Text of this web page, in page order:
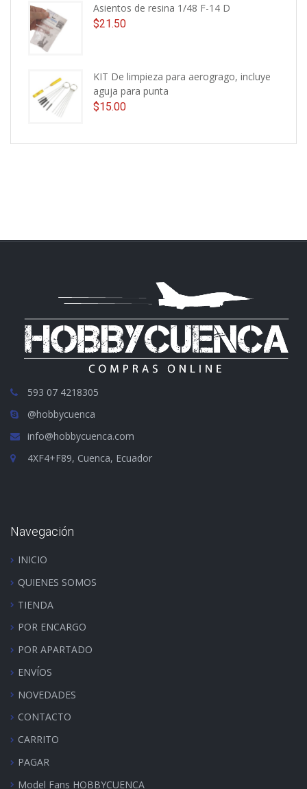
Asientos de resina 1/48 F-14 D
$21.50
KIT De limpieza para aerogrago, incluye
aguja para punta
$15.00
593 07 4218305
@hobbycuenca
info@hobbycuenca.com
4XF4+F89, Cuenca, Ecuador
Navegación
INICIO
QUIENES SOMOS
TIENDA
POR ENCARGO
POR APARTADO
ENVÍOS
NOVEDADES
CONTACTO
CARRITO
PAGAR
Model Fans HOBBYCUENCA